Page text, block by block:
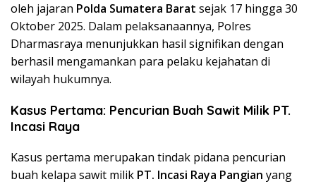
oleh jajaran Polda Sumatera Barat sejak 17 hingga 30
Oktober 2025. Dalam pelaksanaannya, Polres
Dharmasraya menunjukkan hasil signifikan dengan
berhasil mengamankan para pelaku kejahatan di
wilayah hukumnya.
Kasus Pertama: Pencurian Buah Sawit Milik PT.
Incasi Raya
Kasus pertama merupakan tindak pidana pencurian
buah kelapa sawit milik PT. Incasi Raya Pangian yang